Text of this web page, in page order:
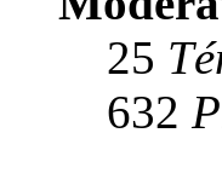
25
632